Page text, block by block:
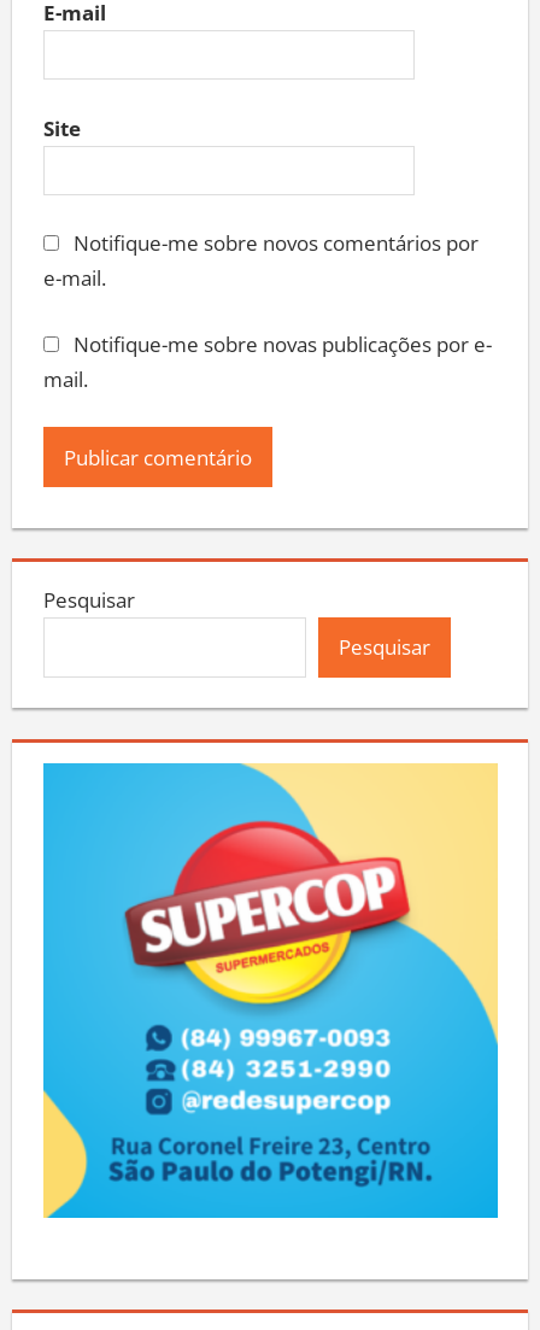
E-mail
Site
Notifique-me sobre novos comentários por
e-mail.
Notifique-me sobre novas publicações por e-
mail.
Pesquisar
Pesquisar